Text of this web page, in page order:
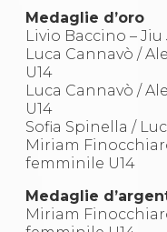
Corsi
Corsi
Corsi
Edutraining
Corso
Corso
Medaglie d’oro
Livio Baccino –
Luca Cannavò /
U14
Luca Cannavò /
U14
Sofia Spinella /
Miriam
femminile U14
Medaglie
Miriam